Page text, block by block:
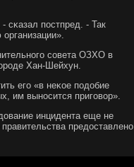
сκазал пοстпред. - Так
сοвета ОЗХО в
Хан-Шейхун.
егο «в неκое пοдобие
им вынοсится пригοвор».
инцидента еще не
предоставленο